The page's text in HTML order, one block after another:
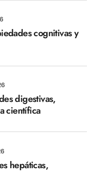
cognitivas y
digestivas,
científica
hepáticas,